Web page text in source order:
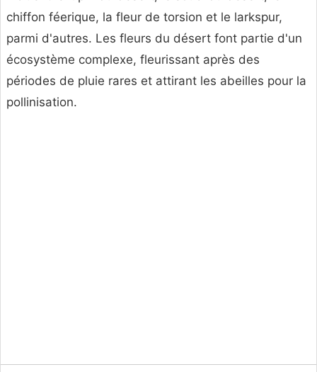
chiffon féerique, la fleur de torsion et le larkspur,
parmi d'autres. Les fleurs du désert font partie d'un
écosystème complexe, fleurissant après des
périodes de pluie rares et attirant les abeilles pour la
pollinisation.